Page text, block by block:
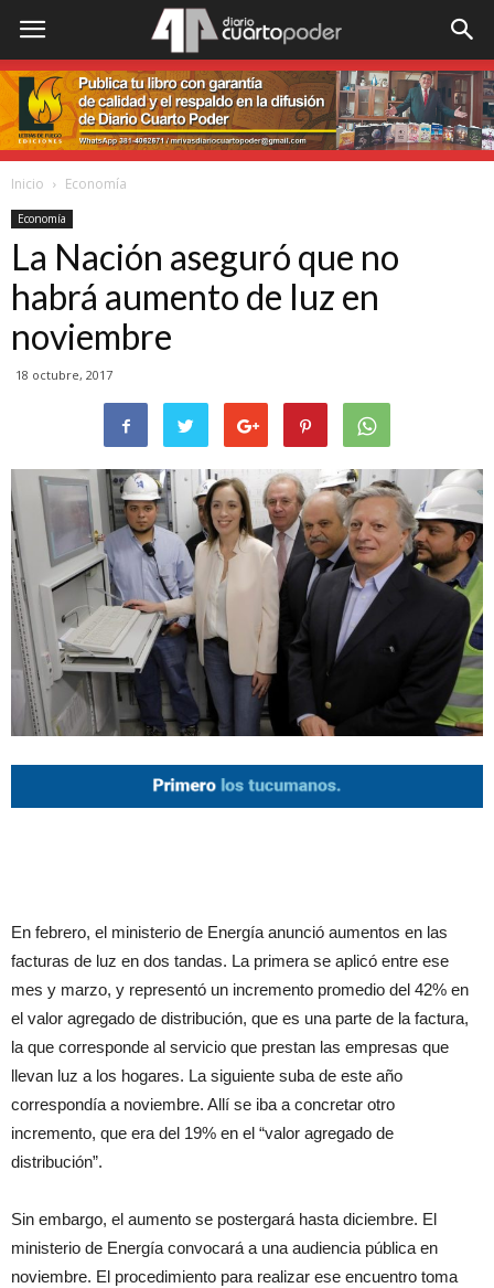
Inicio Economía
Economía
La Nación aseguró que no
habrá aumento de luz en
noviembre
18 octubre, 2017
En febrero, el ministerio de Energía anunció aumentos en las
facturas de luz en dos tandas. La primera se aplicó entre ese
mes y marzo, y representó un incremento promedio del 42% en
el valor agregado de distribución, que es una parte de la factura,
la que corresponde al servicio que prestan las empresas que
llevan luz a los hogares. La siguiente suba de este año
correspondía a noviembre. Allí se iba a concretar otro
incremento, que era del 19% en el “valor agregado de
distribución”.
Sin embargo, el aumento se postergará hasta diciembre. El
ministerio de Energía convocará a una audiencia pública en
noviembre. El procedimiento para realizar ese encuentro toma